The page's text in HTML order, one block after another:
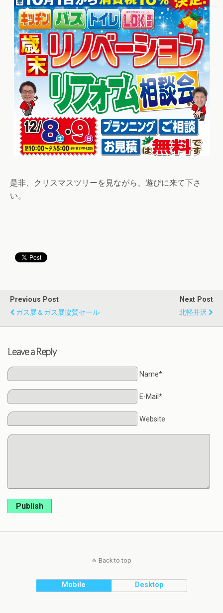
是非、クリスマスツリーを見ながら、遊びに来て下さ
い。
Previous Post
ガス展＆ガス展協賛セール
Next Post
北軽井沢
Leave a Reply
Name*
E-Mail*
Website
Publish
Back to top
Mobile Desktop